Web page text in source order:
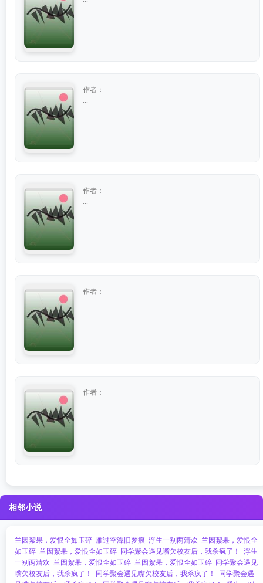
作者：
作者：
作者：
作者：
相邻小说
兰因絮果，爱恨全如玉碎 雁过空潭旧梦痕 浮生一别两清欢 兰因絮果，爱恨全
如玉碎 兰因絮果，爱恨全如玉碎 同学聚会遇见嘴欠校友后，我杀疯了！
浮生
一别两清欢 兰因絮果，爱恨全如玉碎 兰因絮果，爱恨全如玉碎 同学聚会遇见
嘴欠校友后，我杀疯了！
同学聚会遇见嘴欠校友后，我杀疯了！
同学聚会遇